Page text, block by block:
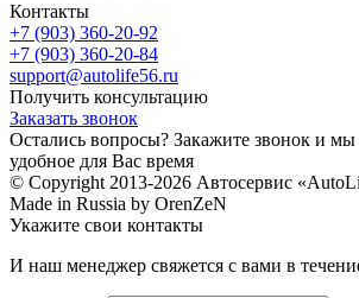
Контакты
+7 (903) 360-20-92
+7 (903) 360-20-84
support@autolife56.ru
Получить консультацию
Заказать звонок
Остались вопросы? Закажите звонок и
удобное для Вас время
© Copyright 2013-2026 Автосервис
Made in Russia by OrenZeN
Укажите свои контакты
И наш менеджер свяжется с вами в